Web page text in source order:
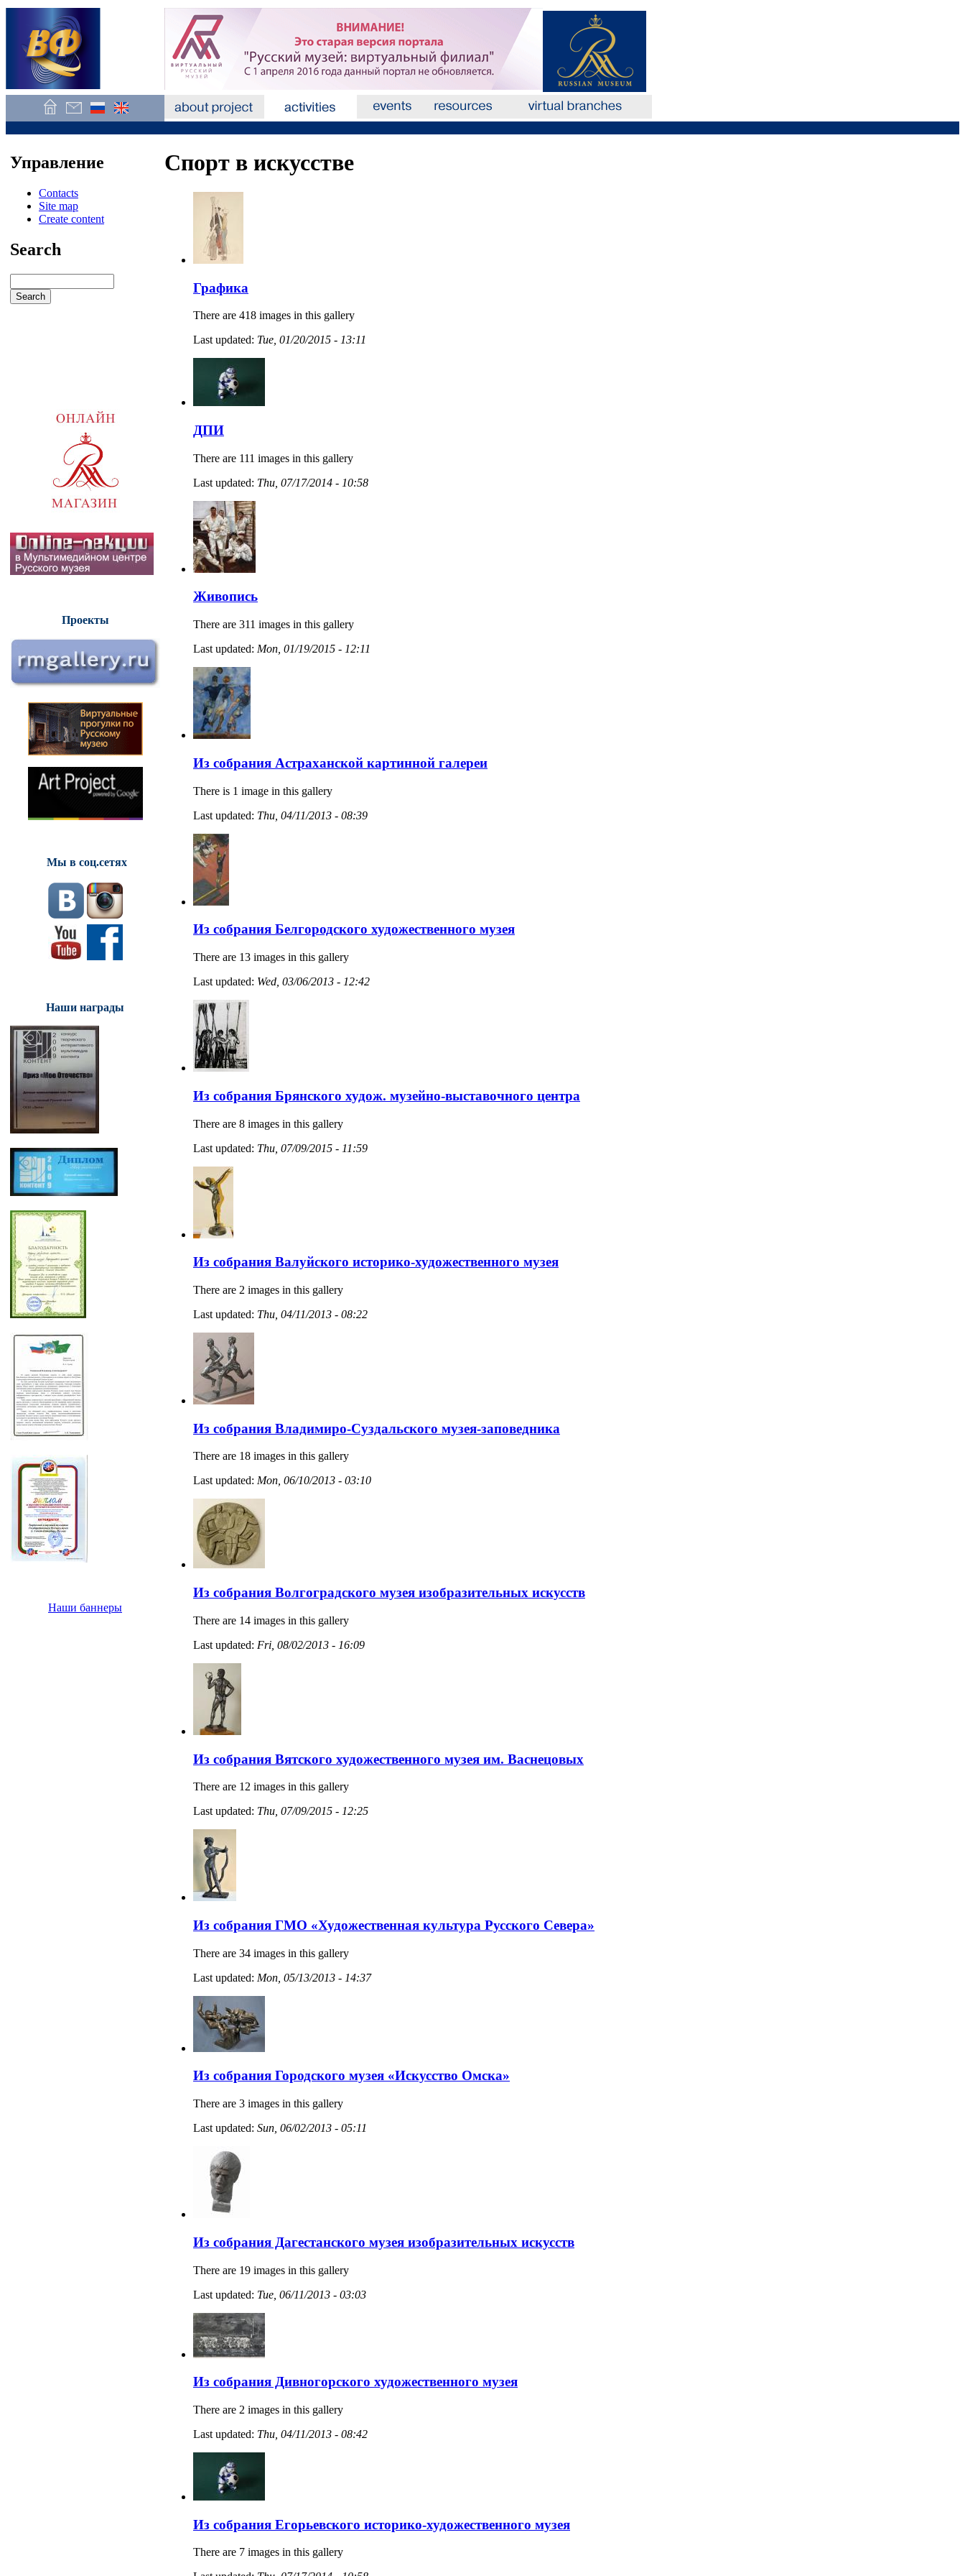
Управление
Contacts
Site map
Create content
Search
Проекты
Мы в соц.сетях
Наши награды
Наши баннеры
Спорт в искусстве
Графика
There are 418 images in this gallery
Last updated: Tue, 01/20/2015 - 13:11
ДПИ
There are 111 images in this gallery
Last updated: Thu, 07/17/2014 - 10:58
Живопись
There are 311 images in this gallery
Last updated: Mon, 01/19/2015 - 12:11
Из собрания Астраханской картинной галереи
There is 1 image in this gallery
Last updated: Thu, 04/11/2013 - 08:39
Из собрания Белгородского художественного музея
There are 13 images in this gallery
Last updated: Wed, 03/06/2013 - 12:42
Из собрания Брянского худож. музейно-выставочного центра
There are 8 images in this gallery
Last updated: Thu, 07/09/2015 - 11:59
Из собрания Валуйского историко-художественного музея
There are 2 images in this gallery
Last updated: Thu, 04/11/2013 - 08:22
Из собрания Владимиро-Суздальского музея-заповедника
There are 18 images in this gallery
Last updated: Mon, 06/10/2013 - 03:10
Из собрания Волгоградского музея изобразительных искусств
There are 14 images in this gallery
Last updated: Fri, 08/02/2013 - 16:09
Из собрания Вятского художественного музея им. Васнецовых
There are 12 images in this gallery
Last updated: Thu, 07/09/2015 - 12:25
Из собрания ГМО «Художественная культура Русского Севера»
There are 34 images in this gallery
Last updated: Mon, 05/13/2013 - 14:37
Из собрания Городского музея «Искусство Омска»
There are 3 images in this gallery
Last updated: Sun, 06/02/2013 - 05:11
Из собрания Дагестанского музея изобразительных искусств
There are 19 images in this gallery
Last updated: Tue, 06/11/2013 - 03:03
Из собрания Дивногорского художественного музея
There are 2 images in this gallery
Last updated: Thu, 04/11/2013 - 08:42
Из собрания Егорьевского историко-художественного музея
There are 7 images in this gallery